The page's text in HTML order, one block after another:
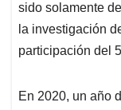
sido solamente
la investigación
participación del
En 2020, un año